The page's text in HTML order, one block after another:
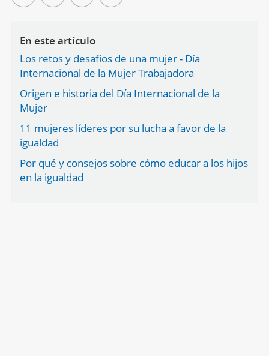
En este artículo
Los retos y desafíos de una mujer - Día
Internacional de la Mujer Trabajadora
Origen e historia del Día Internacional de la
Mujer
11 mujeres líderes por su lucha a favor de la
igualdad
Por qué y consejos sobre cómo educar a los hijos
en la igualdad